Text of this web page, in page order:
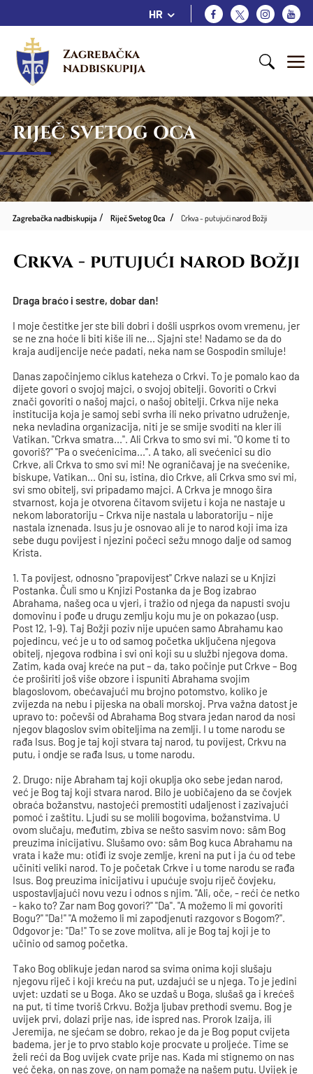
HR
Zagrebačka
nadbiskupija
RIJEČ SVETOG OCA
Zagrebačka nadbiskupija Riječ Svetog Oca Crkva - putujući narod Božji
Crkva - putujući narod Božji
Draga braćo i sestre, dobar dan!
I moje čestitke jer ste bili dobri i došli usprkos ovom vremenu, jer
se ne zna hoće li biti kiše ili ne... Sjajni ste! Nadamo se da do
kraja audijencije neće padati, neka nam se Gospodin smiluje!
Danas započinjemo ciklus kateheza o Crkvi. To je pomalo kao da
dijete govori o svojoj majci, o svojoj obitelji. Govoriti o Crkvi
znači govoriti o našoj majci, o našoj obitelji. Crkva nije neka
institucija koja je samoj sebi svrha ili neko privatno udruženje,
neka nevladina organizacija, niti je se smije svoditi na kler ili
Vatikan. "Crkva smatra...". Ali Crkva to smo svi mi. "O kome ti to
govoriš?" "Pa o svećenicima...". A tako, ali svećenici su dio
Crkve, ali Crkva to smo svi mi! Ne ograničavaj je na svećenike,
biskupe, Vatikan... Oni su, istina, dio Crkve, ali Crkva smo svi mi,
svi smo obitelj, svi pripadamo majci. A Crkva je mnogo šira
stvarnost, koja je otvorena čitavom svijetu i koja ne nastaje u
nekom laboratoriju – Crkva nije nastala u laboratoriju – nije
nastala iznenada. Isus ju je osnovao ali je to narod koji ima iza
sebe dugu povijest i njezini počeci sežu mnogo dalje od samog
Krista.
1. Ta povijest, odnosno "prapovijest" Crkve nalazi se u Knjizi
Postanka. Čuli smo u Knjizi Postanka da je Bog izabrao
Abrahama, našeg oca u vjeri, i tražio od njega da napusti svoju
domovinu i pođe u drugu zemlju koju mu je on pokazao (usp.
Post 12, 1-9). Taj Božji poziv nije upućen samo Abrahamu kao
pojedincu, već je u to od samog početka uključena njegova
obitelj, njegova rodbina i svi oni koji su u službi njegova doma.
Zatim, kada ovaj kreće na put – da, tako počinje put Crkve – Bog
će proširiti još više obzore i ispuniti Abrahama svojim
blagoslovom, obećavajući mu brojno potomstvo, koliko je
zvijezda na nebu i pijeska na obali morskoj. Prva važna datost je
upravo to: počevši od Abrahama Bog stvara jedan narod da nosi
njegov blagoslov svim obiteljima na zemlji. I u tome narodu se
rađa Isus. Bog je taj koji stvara taj narod, tu povijest, Crkvu na
putu, i ondje se rađa Isus, u tome narodu.
2. Drugo: nije Abraham taj koji okuplja oko sebe jedan narod,
već je Bog taj koji stvara narod. Bilo je uobičajeno da se čovjek
obraća božanstvu, nastojeći premostiti udaljenost i zazivajući
pomoć i zaštitu. Ljudi su se molili bogovima, božanstvima. U
ovom slučaju, međutim, zbiva se nešto sasvim novo: sâm Bog
preuzima inicijativu. Slušamo ovo: sâm Bog kuca Abrahamu na
vrata i kaže mu: otiđi iz svoje zemlje, kreni na put i ja ću od tebe
učiniti veliki narod. To je početak Crkve i u tome narodu se rađa
Isus. Bog preuzima inicijativu i upućuje svoju riječ čovjeku,
uspostavljajući novu vezu i odnos s njim. "Ali, oče, - reći će netko
- kako to? Zar nam Bog govori?" "Da". "A možemo li mi govoriti
Bogu?" "Da!" "A možemo li mi zapodjenuti razgovor s Bogom?".
Odgovor je: "Da!" To se zove molitva, ali je Bog taj koji je to
učinio od samog početka.
Tako Bog oblikuje jedan narod sa svima onima koji slušaju
njegovu riječ i koji kreću na put, uzdajući se u njega. To je jedini
uvjet: uzdati se u Boga. Ako se uzdaš u Boga, slušaš ga i krećeš
na put, ti time tvoriš Crkvu. Božja ljubav prethodi svemu. Bog je
uvijek prvi, dolazi prije nas, ide ispred nas. Prorok Izaija, ili
Jeremija, ne sjećam se dobro, rekao je da je Bog poput cvijeta
badema, jer je to prvo stablo koje procvate u proljeće. Time se
želi reći da Bog uvijek cvate prije nas. Kada mi stignemo on nas
već čeka, on nas zove, on nam pomaže na našem putu. Uvijek je